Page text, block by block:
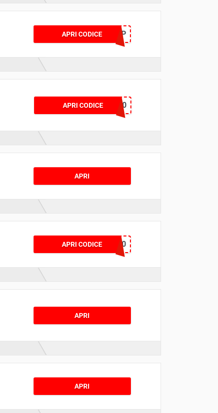
APRI CODICE15AFFTSHP
APRI CODICEKARHU20
APRI
APRI CODICE
FSEUCOUP10
APRI
APRI